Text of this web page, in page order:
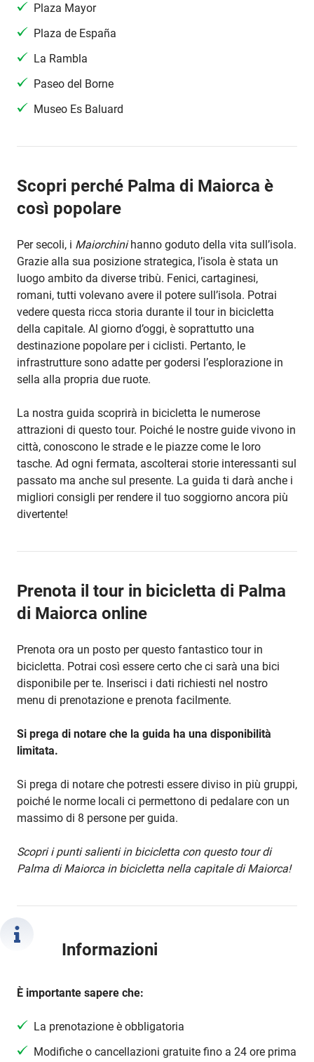
Plaza Mayor
Plaza de España
La Rambla
Paseo del Borne
Museo Es Baluard
Scopri perché Palma di Maiorca è
così popolare
Per secoli, i Maiorchinihanno goduto della vita sull’isola.
Grazie alla sua posizione strategica, l’isola è stata un
luogo ambito da diverse tribù. Fenici, cartaginesi,
romani, tutti volevano avere il potere sull’isola. Potrai
vedere questa ricca storia durante il tour in bicicletta
della capitale. Al giorno d’oggi, è soprattutto una
destinazione popolare per i ciclisti. Pertanto, le
infrastrutture sono adatte per godersi l’esplorazione in
sella alla propria due ruote.
La nostra guida scoprirà in bicicletta le numerose
attrazioni di questo tour. Poiché le nostre guide vivono in
città, conoscono le strade e le piazze come le loro
tasche. Ad ogni fermata, ascolterai storie interessanti sul
passato ma anche sul presente. La guida ti darà anche i
migliori consigli per rendere il tuo soggiorno ancora più
divertente!
Prenota il tour in bicicletta di Palma
di Maiorca online
Prenota ora un posto per questo fantastico tour in
bicicletta. Potrai così essere certo che ci sarà una bici
disponibile per te. Inserisci i dati richiesti nel nostro
menu di prenotazione e prenota facilmente.
Si prega di notare che la guida ha una disponibilità
limitata.
Si prega di notare che potresti essere diviso in più gruppi,
poiché le norme locali ci permettono di pedalare con un
massimo di 8 persone per guida.
Scopri i punti salienti in bicicletta con questo tour di
Palma di Maiorca in bicicletta nella capitale di Maiorca!
Informazioni
È importante sapere che:
La prenotazione è obbligatoria
Modifiche o cancellazioni gratuite fino a 24 ore prima